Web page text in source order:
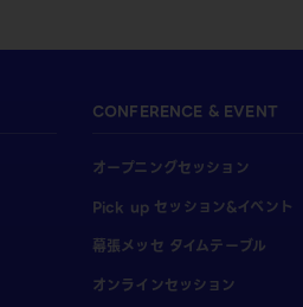
CONFERENCE & EVENT
オープニングセッション
Pick up セッション&イベント
幕張メッセ タイムテーブル
オンラインセッション